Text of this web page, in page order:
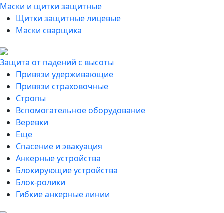
Маски и щитки защитные
Щитки защитные лицевые
Маски сварщика
Защита от падений с высоты
Привязи удерживающие
Привязи страховочные
Стропы
Вспомогательное оборудование
Веревки
Еще
Спасение и эвакуация
Анкерные устройства
Блокирующие устройства
Блок-ролики
Гибкие анкерные линии